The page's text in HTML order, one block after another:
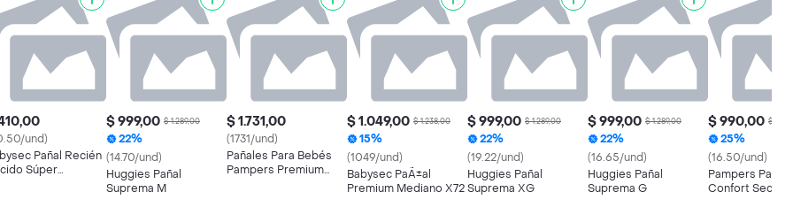
und)
Pañal Recién
Súper
$ 999,00 $ 1.289,00
22%
(14.70/und)
Huggies Pañal
Suprema M
$ 1.731,00
(1731/und)
Pañales Para Bebés
Pampers Premium
$ 1.049,00 $ 1.238,00
15%
(1049/und)
Babysec PaÃ±al
Premium Mediano X72
$ 999,00 $ 1.289,00
22%
(19.22/und)
Huggies Pañal
Suprema XG
$ 999,00 $ 1.289,00
22%
(16.65/und)
Huggies Pañal
Suprema G
$ 990,00 $
25%
(16.50/und)
Pampers
Confort Sec